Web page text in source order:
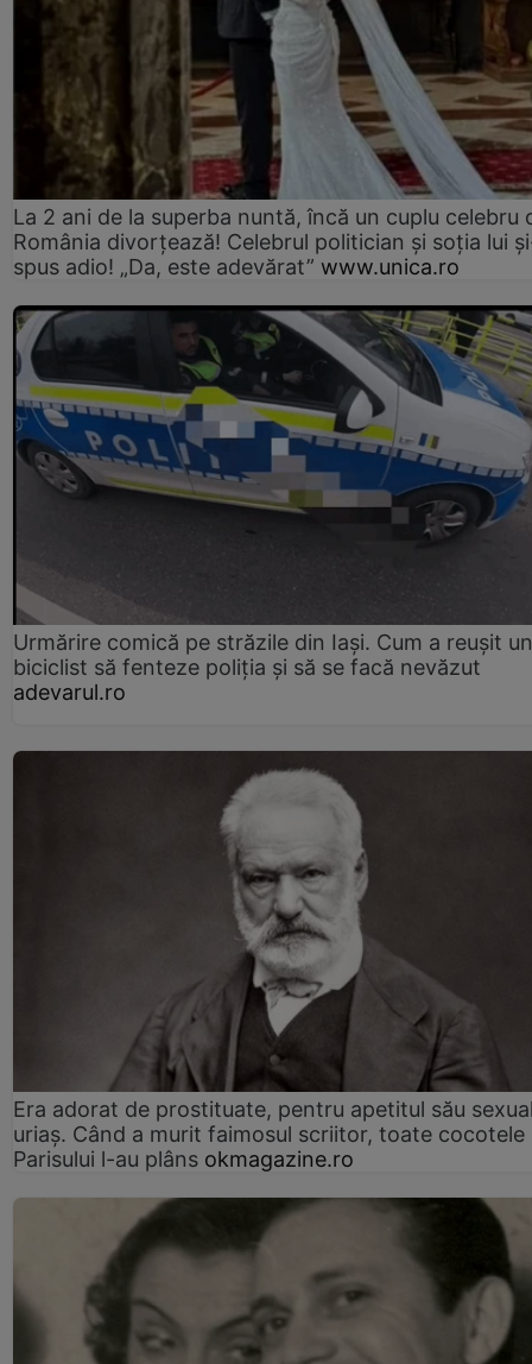
La 2 ani de la superba nuntă, încă un cuplu celebru
România divorțează! Celebrul politician și soția lui
spus adio! „Da, este adevărat” www.unica.ro
Urmărire comică pe străzile din Iași. Cum a reușit un
biciclist să fenteze poliția și să se facă nevăzut
adevarul.ro
Era adorat de prostituate, pentru apetitul său
uriaș. Când a murit faimosul scriitor, toate cocotele
Parisului l-au plâns okmagazine.ro